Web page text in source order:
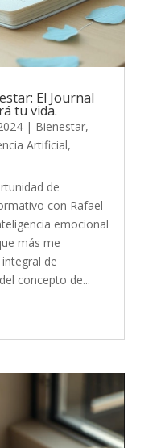
El Journal
tu vida.
| Bienestar,
Artificial,
de
con Rafael
emocional
más me
de
concepto de...